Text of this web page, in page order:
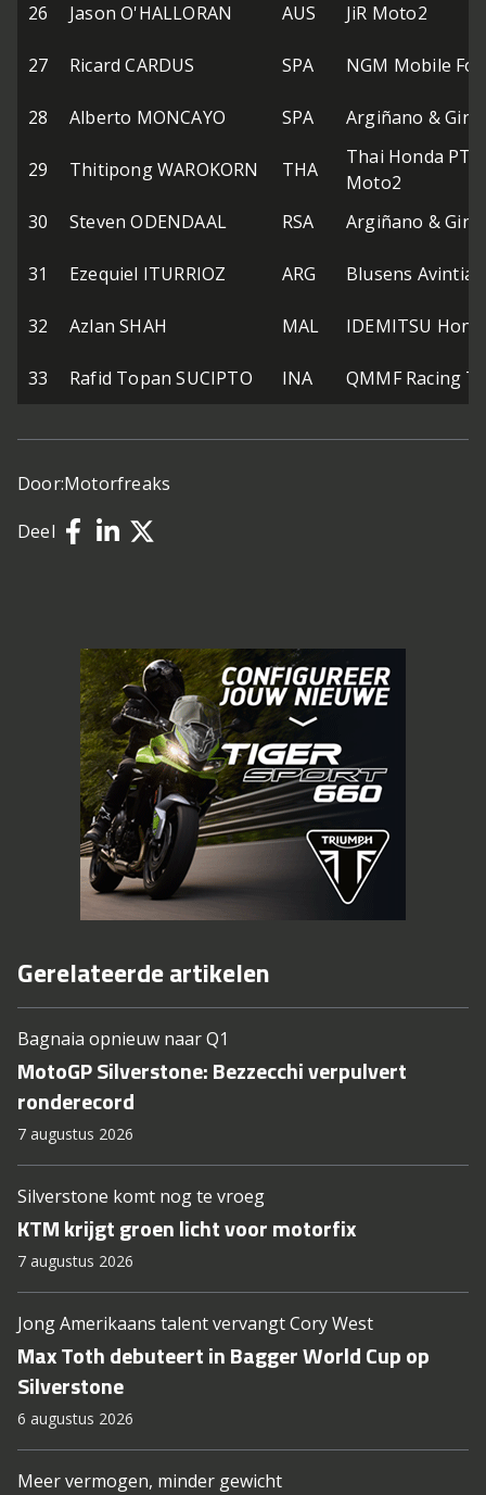
26 Jason O'HALLORAN AUS JiR Moto2
27 Ricard CARDUS SPA NGM Mobile
28 Alberto MONCAYO SPA Argiñano &
29 Thitipong WAROKORN THA
Thai Honda
Moto2
30
Steven ODENDAAL RSA Argiñano &
31 Ezequiel ITURRIOZ ARG Blusens Avintia
32 Azlan SHAH MAL IDEMITSU
33 Rafid Topan SUCIPTO INA QMMF Racing
Door:Motorfreaks
Deel
Gerelateerde artikelen
Bagnaia opnieuw naar Q1
MotoGP Silverstone: Bezzecchi verpulvert
ronderecord
7 augustus 2026
Silverstone komt nog te vroeg
KTM krijgt groen licht voor motorfix
7 augustus 2026
Jong Amerikaans talent vervangt Cory West
Max Toth debuteert in Bagger World Cup op
Silverstone
6 augustus 2026
Meer vermogen, minder gewicht